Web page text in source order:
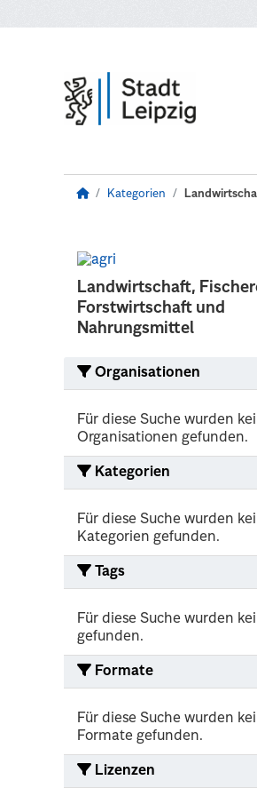
Kategorien
Landwirtschaft,
Forstwirtschaft und
Nahrungsmittel
Organisationen
Für diese Suche wurden
Organisationen gefunden.
Kategorien
Für diese Suche wurden
Kategorien gefunden.
Tags
Für diese Suche wurden
gefunden.
Formate
Für diese Suche wurden
Formate gefunden.
Lizenzen